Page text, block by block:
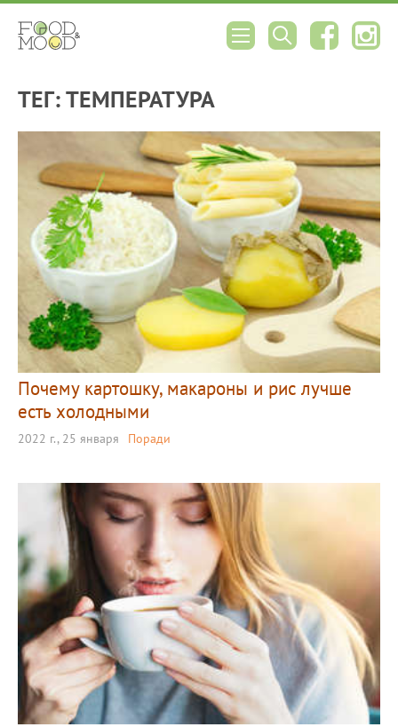
ТЕГ: ТЕМПЕРАТУРА
Почему картошку, макароны и рис лучше
есть холодными
2022 г., 25 января Поради